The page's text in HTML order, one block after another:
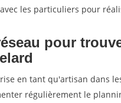
les particuliers pour
pour
en tant qu'artisan dans
régulièrement le